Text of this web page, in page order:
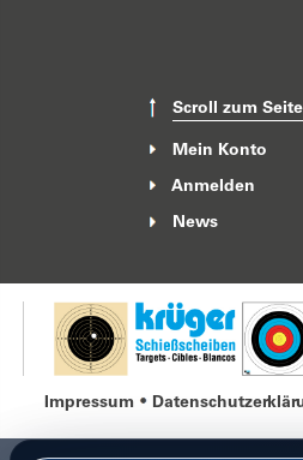
Scroll zum
Mein Konto
Anmelden
News
Impressum